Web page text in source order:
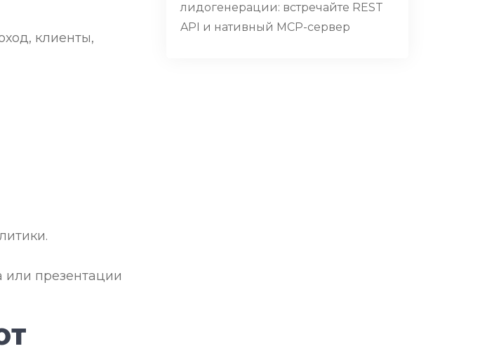
клиенты,
или презентации
лидогенерации: встречайте REST
API и нативный MCP-сервер